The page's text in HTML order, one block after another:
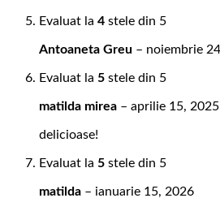
Evaluat la 4 stele din 5
Antoaneta Greu – noiembrie
Evaluat la 5 stele din 5
matilda mirea – aprilie 15, 2025
delicioase!
Evaluat la 5 stele din 5
matilda – ianuarie 15, 2026